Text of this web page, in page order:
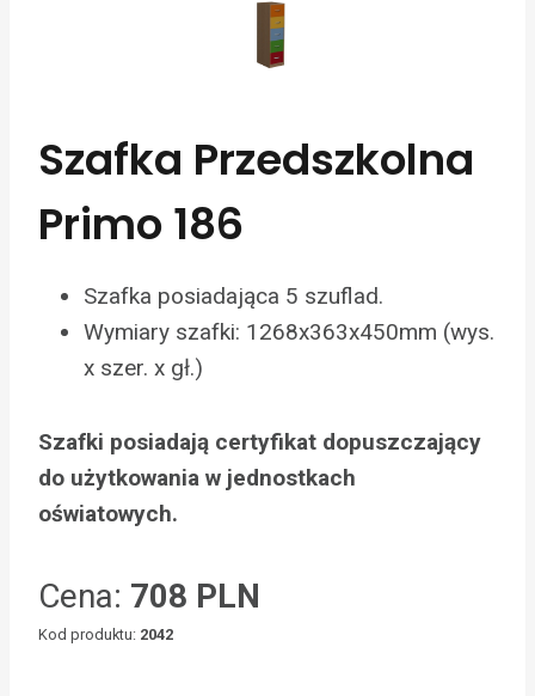
Szafka Przedszkolna
Primo 186
Szafka posiadająca 5 szuflad.
Wymiary szafki: 1268x363x450mm (wys.
x szer. x gł.)
Szafki posiadają certyfikat dopuszczający
do użytkowania w jednostkach
oświatowych.
Cena: 708 PLN
Kod produktu: 2042